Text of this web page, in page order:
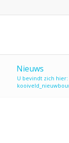
Nieuws
U bevindt zich hier: